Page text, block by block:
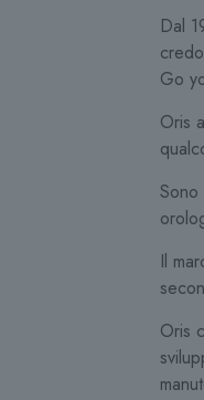
Dal
Go
Oris
Il
Oris